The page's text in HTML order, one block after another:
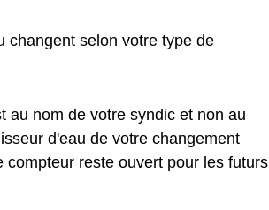
changent selon votre type de
au nom de votre syndic et non au
d'eau de votre changement
reste ouvert pour les futurs